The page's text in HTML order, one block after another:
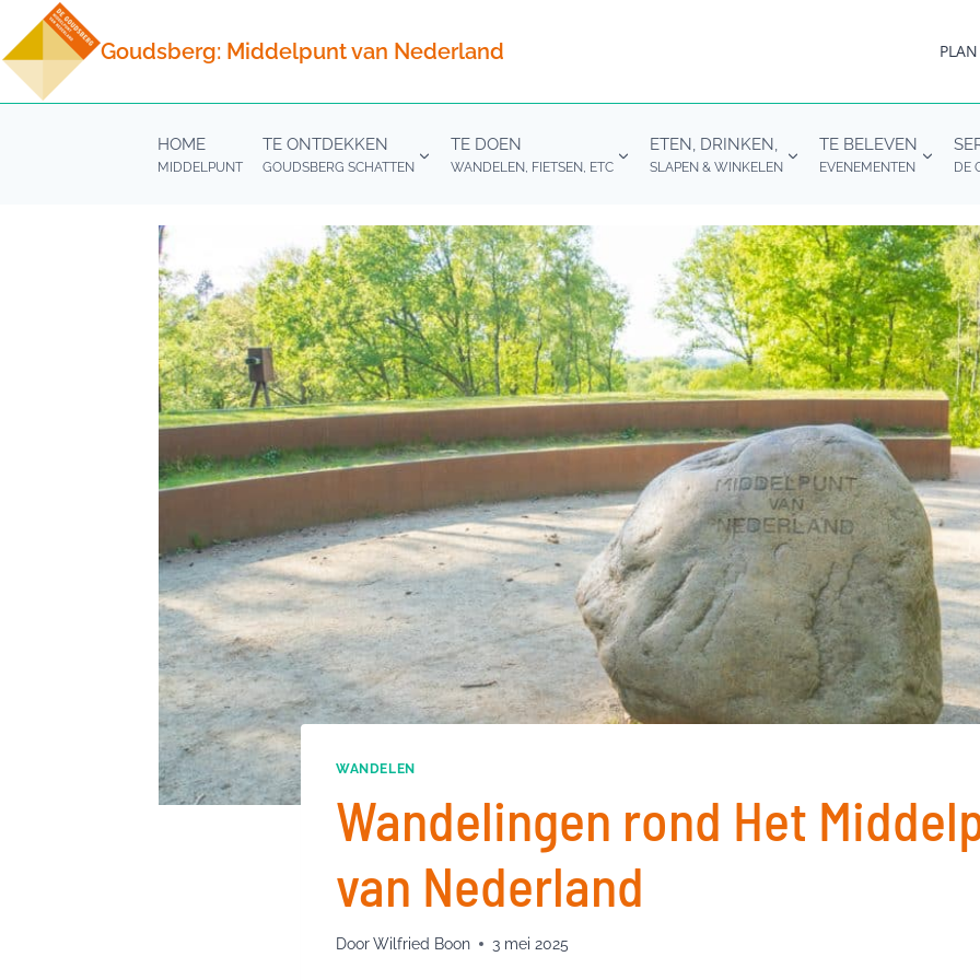
Doorgaan
naar
inhoud
Goudsberg: Middelpunt van Nederland
HOME
MIDDELPUNT
TE ONTDEKKEN
GOUDSBERG SCHATTEN
TE DOEN
WANDELEN, FIETSEN, ETC
ETEN, DRINKEN,
SLAPEN & WINKELEN
TE BELEVEN
EVENEMENTEN DE
WANDELEN
Wandelingen rond Het
van Nederland
DoorWilfried Boon 3 mei 2025